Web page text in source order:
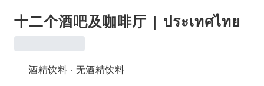
十二个酒吧及咖啡厅 | ประเทศไทย
酒精饮料 · 无酒精饮料